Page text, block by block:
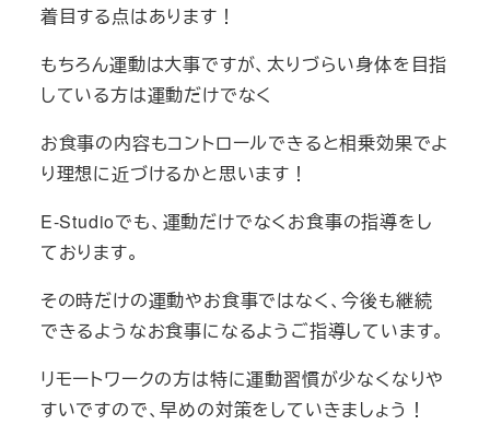
着目する点はあります！
もちろん運動は大事ですが、太りづらい身体を目指
している方は運動だけでなく
お食事の内容もコントロールできると相乗効果でよ
り理想に近づけるかと思います！
E-Studioでも、運動だけでなくお食事の指導をし
ております。
その時だけの運動やお食事ではなく、今後も継続
できるようなお食事になるようご指導しています。
リモートワークの方は特に運動習慣が少なくなりや
すいですので、早めの対策をしていきましょう！